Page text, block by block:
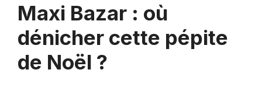
Maxi Bazar : où
dénicher cette pépite
de Noël ?